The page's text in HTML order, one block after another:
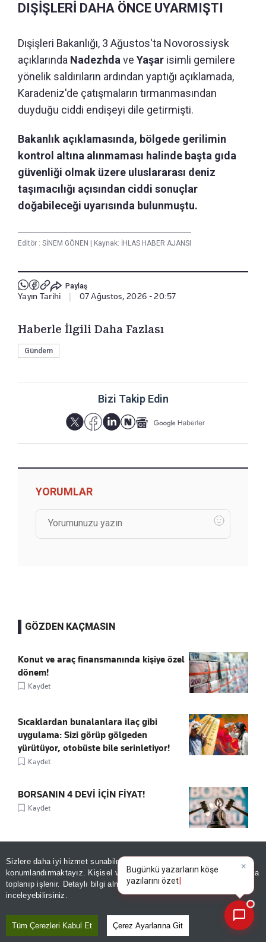
Sizlere daha iyi hizmet sunabilmek adına sitemizde
konumlandırmaktayız. Kişisel verileriniz, KVKK ve GDPR kapsamında
toplanıp işlenir. Detaylı bilgi almak içinAydınlatma Metnimizi
inceleyebilirsiniz.
Tüm Çerezleri Kabul Et Çerez Ayarlarına Git
DIŞİŞLERİ DAHA ÖNCE UYARMIŞTI
Dışişleri Bakanlığı, 3 Ağustos'ta Novorossiysk
açıklarında Nadezhda ve Yaşar isimli gemilere
yönelik saldırıların ardından yaptığı açıklamada,
Karadeniz'de çatışmaların tırmanmasından
duyduğu ciddi endişeyi dile getirmişti.
Bakanlık açıklamasında, bölgede gerilimin
kontrol altına alınmaması halinde başta gıda
güvenliği olmak üzere uluslararası deniz
taşımacılığı açısından ciddi sonuçlar
doğabileceği uyarısında bulunmuştu.
Editör : SİNEM GÖNEN Kaynak: İHLAS HABER AJANSI
Paylaş
Yayın Tarihi 07 Ağustos, 2026 - 20:57
Haberle İlgili Daha Fazlası
Gündem
Bizi Takip Edin
YORUMLAR
GÖZDEN KAÇMASIN
Konut ve araç finansmanında kişiye özel
dönem!
Kaydet
Sıcaklardan bunalanlara ilaç gibi
uygulama: Sizi görüp gölgeden
yürütüyor, otobüste bile serinletiyor!
Kaydet
BORSANIN 4 DEVİ İÇİN FİYAT!
Kaydet
Schengen kapılarında sistem kilitlendi:
Türk vatandaşlarını da ilgilendiren 6
Eylül kararı!
Kaydet
FAİZSİZ 800 BİN TL'YE ARAÇ!
×
Bugünkü yazarların köşe
yazılarını özetleyin!